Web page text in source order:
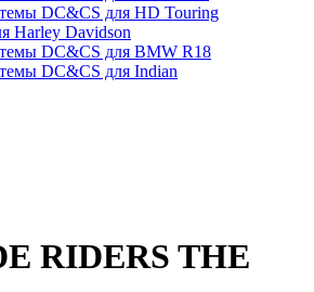
DC&CS для HD Touring
Harley Davidson
DC&CS для BMW R18
DC&CS для Indian
RIDERS THE